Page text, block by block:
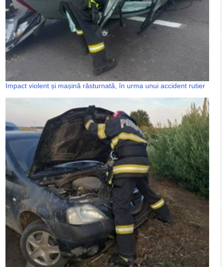
Impact violent și mașină răsturnată, în urma unui accident rutier